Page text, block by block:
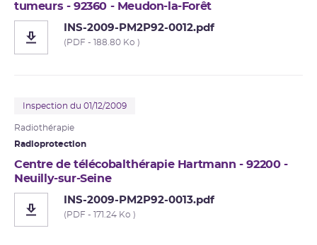
tumeurs - 92360 - Meudon-la-Forêt
INS-2009-PM2P92-0012.pdf
(PDF - 188.80 Ko )
Inspection du 01/12/2009
Radiothérapie
Radioprotection
Centre de télécobalthérapie Hartmann - 92200 -
Neuilly-sur-Seine
INS-2009-PM2P92-0013.pdf
(PDF - 171.24 Ko )